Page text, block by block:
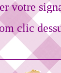
votre
clic